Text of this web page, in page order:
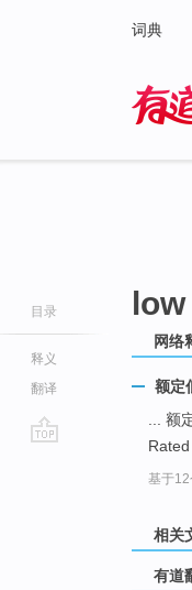
词典
目录
释义
翻译
网络
额定
... 额
基于
相关
有道